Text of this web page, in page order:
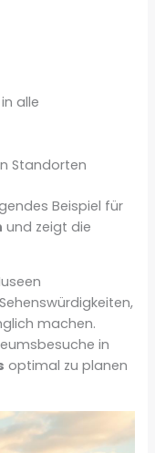
alle
Standorten
Beispiel für
und zeigt die
machen.
in
optimal zu planen